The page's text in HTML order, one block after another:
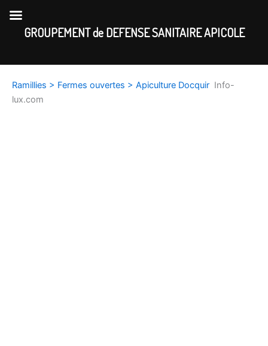
content
Ramillies > Fermes ouvertes > Apiculture Docquir Info-
lux.com
GROUPEMENT de DEFENSE SANITAIRE APICOLE